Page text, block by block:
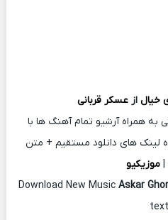
خیال از عسکر قربانی
به همراه آرشیو تمام آهنگ ها با
لینک های دانلود مستقیم + متن
| موزیکیو
Download New Music Askar
text